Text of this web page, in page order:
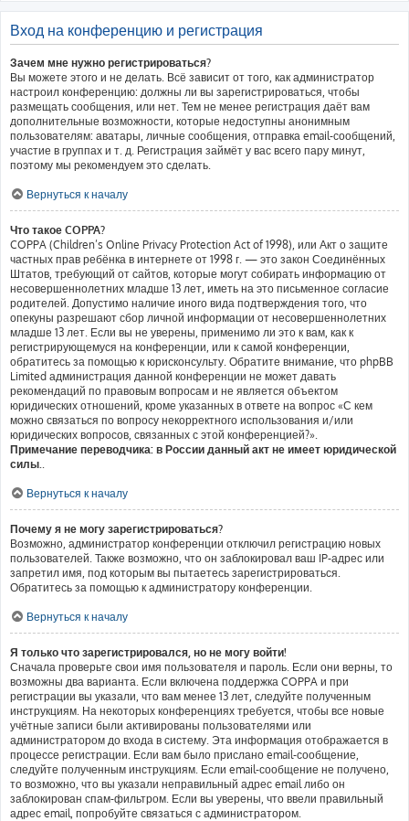
Вход на конференцию и регистрация
Зачем мне нужно регистрироваться?
Вы можете этого и не делать. Всё зависит от того, как администратор
настроил конференцию: должны ли вы зарегистрироваться, чтобы
размещать сообщения, или нет. Тем не менее регистрация даёт вам
дополнительные возможности, которые недоступны анонимным
пользователям: аватары, личные сообщения, отправка email-сообщений,
участие в группах и т. д. Регистрация займёт у вас всего пару минут,
поэтому мы рекомендуем это сделать.
Вернуться к началу
Что такое COPPA?
COPPA (Children’s Online Privacy Protection Act of 1998), или Акт о защите
частных прав ребёнка в интернете от 1998 г. — это закон Соединённых
Штатов, требующий от сайтов, которые могут собирать информацию от
несовершеннолетних младше 13 лет, иметь на это письменное согласие
родителей. Допустимо наличие иного вида подтверждения того, что
опекуны разрешают сбор личной информации от несовершеннолетних
младше 13 лет. Если вы не уверены, применимо ли это к вам, как к
регистрирующемуся на конференции, или к самой конференции,
обратитесь за помощью к юрисконсульту. Обратите внимание, что phpBB
Limited администрация данной конференции не может давать
рекомендаций по правовым вопросам и не является объектом
юридических отношений, кроме указанных в ответе на вопрос «С кем
можно связаться по вопросу некорректного использования и/или
юридических вопросов, связанных с этой конференцией?».
Примечание переводчика: в России данный акт не имеет юридической
силы..
Вернуться к началу
Почему я не могу зарегистрироваться?
Возможно, администратор конференции отключил регистрацию новых
пользователей. Также возможно, что он заблокировал ваш IP-адрес или
запретил имя, под которым вы пытаетесь зарегистрироваться.
Обратитесь за помощью к администратору конференции.
Вернуться к началу
Я только что зарегистрировался, но не могу войти!
Сначала проверьте свои имя пользователя и пароль. Если они верны, то
возможны два варианта. Если включена поддержка COPPA и при
регистрации вы указали, что вам менее 13 лет, следуйте полученным
инструкциям. На некоторых конференциях требуется, чтобы все новые
учётные записи были активированы пользователями или
администратором до входа в систему. Эта информация отображается в
процессе регистрации. Если вам было прислано email-сообщение,
следуйте полученным инструкциям. Если email-сообщение не получено,
то возможно, что вы указали неправильный адрес email либо он
заблокирован спам-фильтром. Если вы уверены, что ввели правильный
адрес email, попробуйте связаться с администратором.